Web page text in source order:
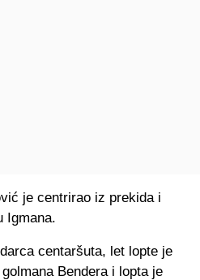
je centrirao iz prekida i
Igmana.
centaršuta, let lopte je
Bendera i lopta je